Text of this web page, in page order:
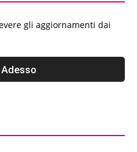
gli aggiornamenti dai